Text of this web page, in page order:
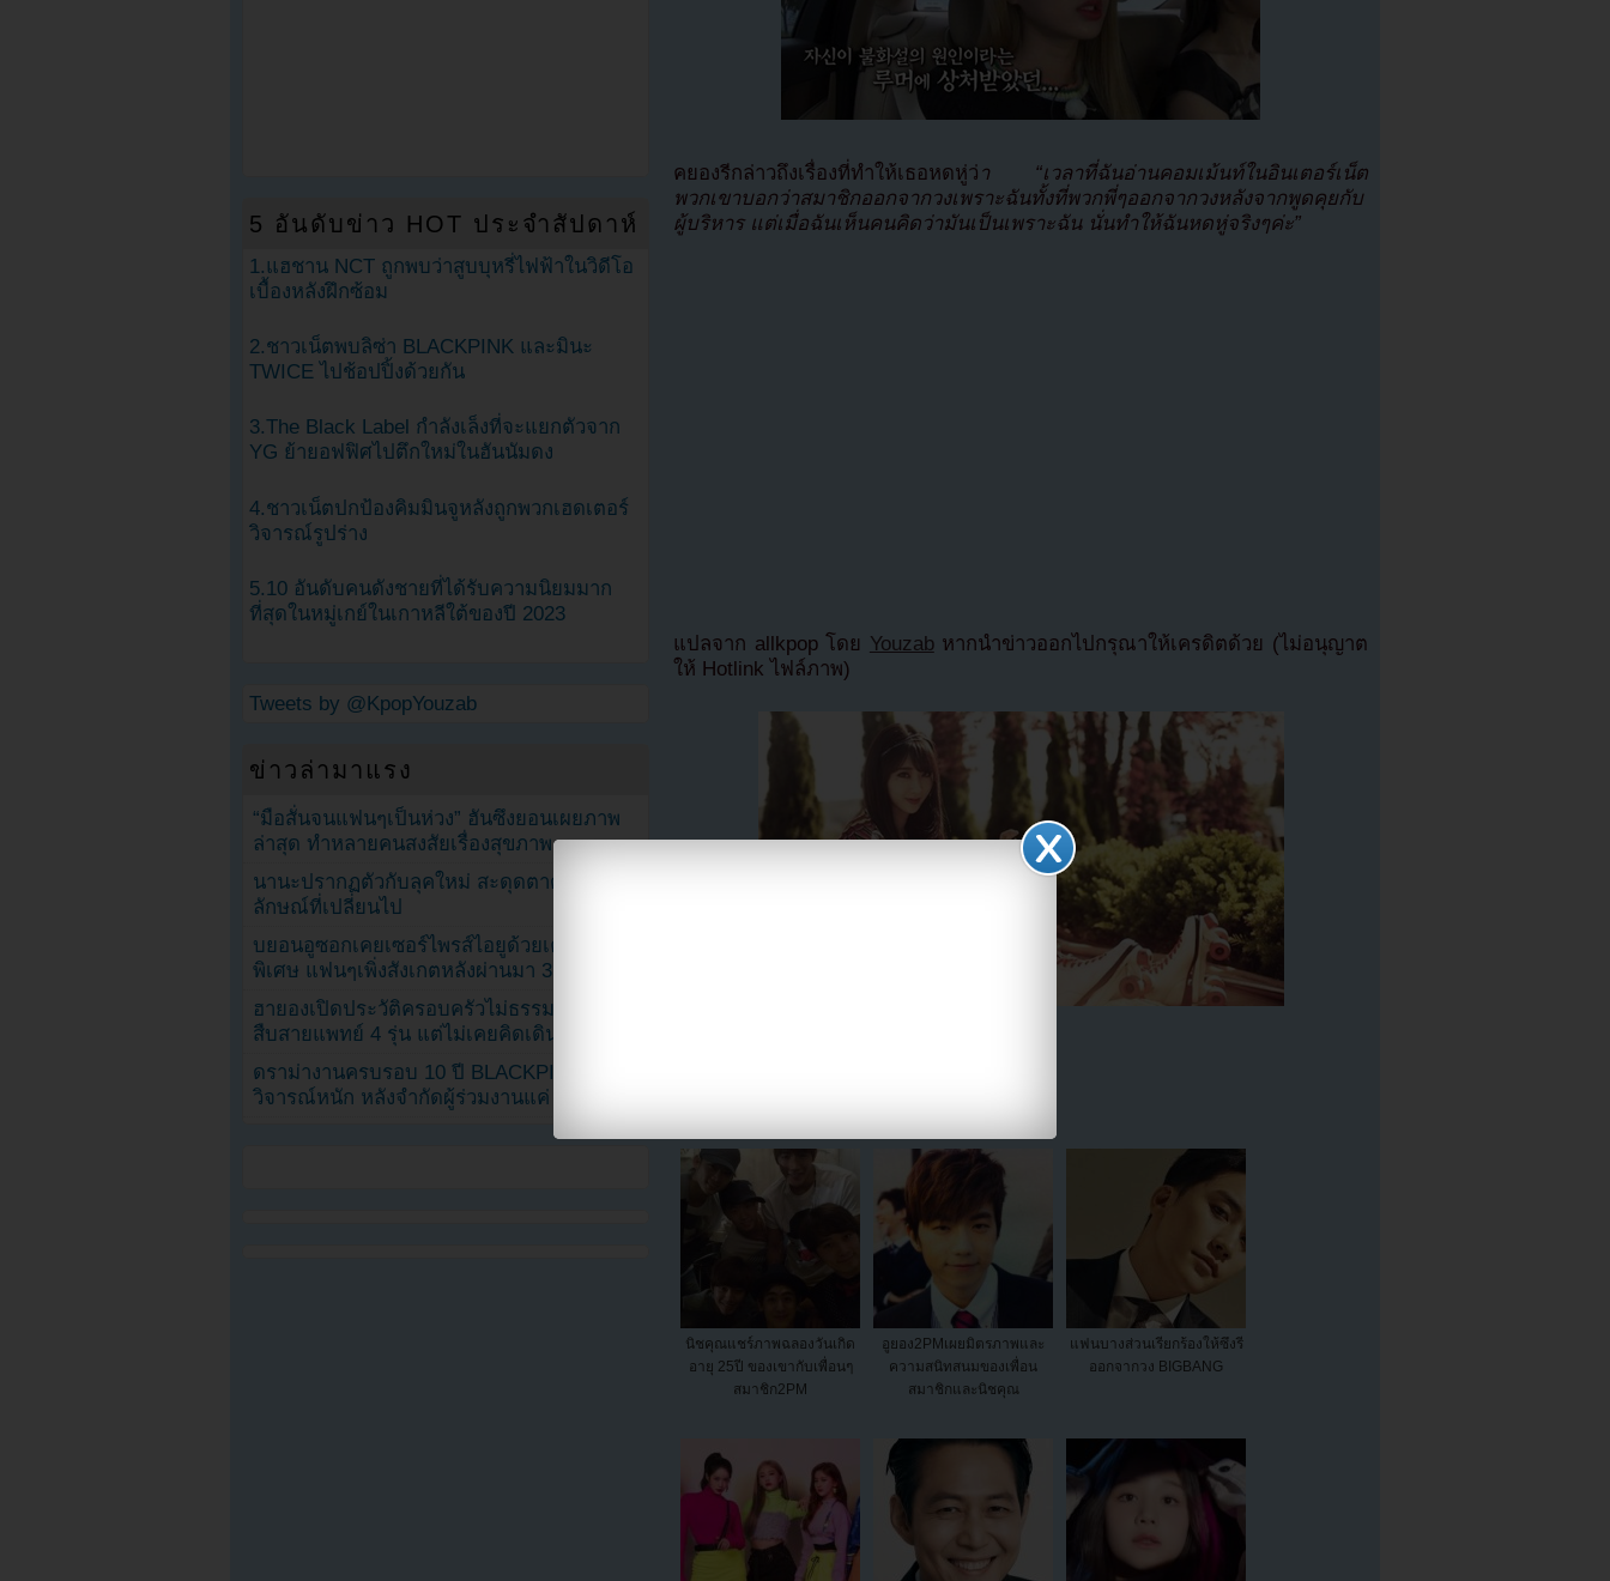
คยองรีกล่าวถึงเรื่องที่ทำให้เธอหดหู่ว่ า “เวลาที่ฉันอ่านคอมเม้นท์ในอินเตอร์เน็ต
พวกเขาบอกว่าสมาชิกออกจากวงเพราะฉันทั้งที่พวกพี่ๆออกจากวงหลังจากพูดคุยกับ
ผู้บริหาร แต่เมื่อฉันเห็นคนคิดว่ามันเป็นเพราะฉัน นั่นทำให้ฉันหดหู่จริงๆค่ะ”
แปลจาก allkpop โดย Youzabหากนำข่าวออกไปกรุณาให้เครดิตด้วย (ไม่อนุญาต
ให้ Hotlink ไฟล์ภาพ)
นิชคุณแชร์ภาพฉลองวันเกิด
อายุ 25ปี ของเขากับเพื่อนๆ
สมาชิก2PM
อูยอง2PMเผยมิตรภาพและ
ความสนิทสนมของเพื่อน
สมาชิกและนิชคุณ
แฟนบางส่วนเรียกร้องให้ซึงรี
ออกจากวง BIGBANG
5 อันดับข่าว HOT ประจำสัปดาห์
1.แฮชาน NCT ถูกพบว่าสูบบุหรี่ไฟฟ้าในวิดีโอ
เบื้องหลังฝึกซ้อม
2.ชาวเน็ตพบลิซ่า BLACKPINK และมินะ
TWICE ไปช้อปปิ้งด้วยกัน
3.The Black Label กำลังเล็งที่จะแยกตัวจาก
YG ย้ายอฟฟิศไปตึกใหม่ในฮันนัมดง
4.ชาวเน็ตปกป้องคิมมินจูหลังถูกพวกเฮดเตอร์
วิจารณ์รูปร่าง
5.10 อันดับคนดังชายที่ได้รับความนิยมมาก
ที่สุดในหมู่เกย์ในเกาหลีใต้ของปี 2023
Tweets by @KpopYouzab
ข่าวล่ามาแรง
“มือสั่นจนแฟนๆเป็นห่วง” ฮันซึงยอนเผยภาพ
ล่าสุด ทำหลายคนสงสัยเรื่องสุขภาพ
นานะปรากฏตัวกับลุคใหม่ สะดุดตาด้วยภาพ
ลักษณ์ที่เปลี่ยนไป
บยอนอูซอกเคยเซอร์ไพรส์ไอยูด้วยเค้กสั่งทำ
พิเศษ แฟนๆเพิ่งสังเกตหลังผ่านมา 3 เดือน
ฮายองเปิดประวัติครอบครัวไม่ธรรมดา
สืบสายแพทย์ 4 รุ่น แต่ไม่เคยคิดเดินตามรอย
ดราม่างานครบรอบ 10 ปี BLACKPINK แฟน
วิจารณ์หนัก หลังจำกัดผู้ร่วมงานแค่ 40 คน